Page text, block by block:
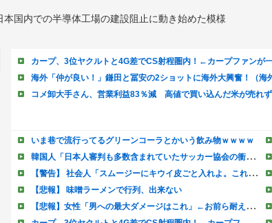
国内での半導体工場の建設阻止に動き始めた模様